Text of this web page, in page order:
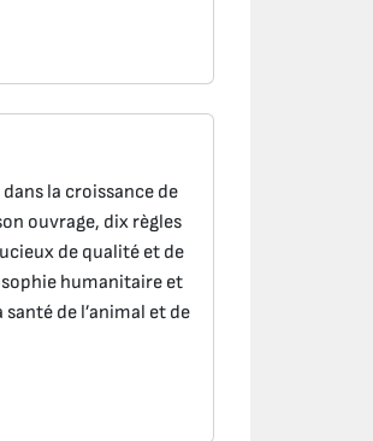
la croissance de
ouvrage, dix règles
de qualité et de
humanitaire et
de l’animal et de